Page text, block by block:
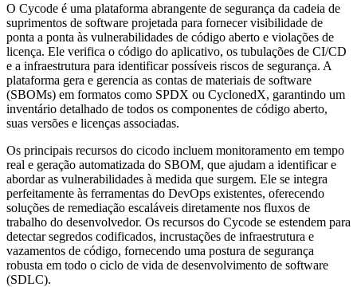
O Cycode é uma plataforma abrangente de segurança da cadeia de
suprimentos de software projetada para fornecer visibilidade de
ponta a ponta às vulnerabilidades de código aberto e violações de
licença. Ele verifica o código do aplicativo, os tubulações de CI/CD
e a infraestrutura para identificar possíveis riscos de segurança. A
plataforma gera e gerencia as contas de materiais de software
(SBOMs) em formatos como SPDX ou CyclonedX, garantindo um
inventário detalhado de todos os componentes de código aberto,
suas versões e licenças associadas.
Os principais recursos do cicodo incluem monitoramento em tempo
real e geração automatizada do SBOM, que ajudam a identificar e
abordar as vulnerabilidades à medida que surgem. Ele se integra
perfeitamente às ferramentas do DevOps existentes, oferecendo
soluções de remediação escaláveis ​​diretamente nos fluxos de
trabalho do desenvolvedor. Os recursos do Cycode se estendem para
detectar segredos codificados, incrustações de infraestrutura e
vazamentos de código, fornecendo uma postura de segurança
robusta em todo o ciclo de vida de desenvolvimento de software
(SDLC).